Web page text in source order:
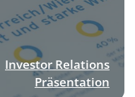
Investor Relations
Präsentation